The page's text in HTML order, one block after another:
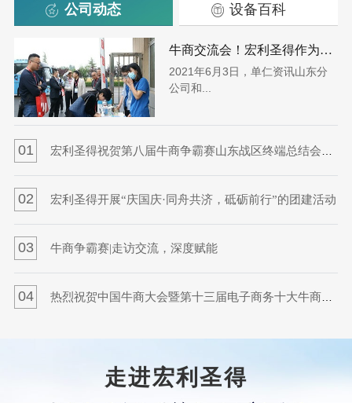
公司动态 设备百科
牛商交流会！宏利圣得作为落地高效企业 迎接伙伴来访
2021年6月3日，单仁资讯山东分
公司和...
01 宏利圣得祝贺第八届牛商争霸赛山东战区终端总结会圆满成功
02 宏利圣得开展“庆国庆·同舟共济，砥砺前行”的团建活动
03 牛商争霸赛|走访交流，深度赋能
04 热烈祝贺中国牛商大会暨第十三届电子商务十大牛商颁奖盛典成功举办
走进宏利圣得